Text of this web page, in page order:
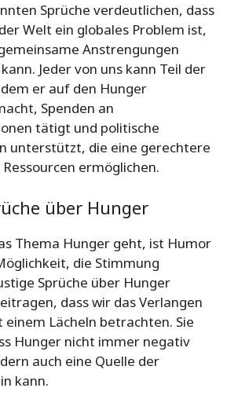
Sprüche verdeutlichen, dass
Welt ein globales Problem ist,
Anstrengungen
Jeder von uns kann Teil der
er auf den Hunger
Spenden an
tätigt und politische
unterstützt, die eine gerechtere
ermöglichen.
über Hunger
Thema Hunger geht, ist Humor
die Stimmung
Sprüche über Hunger
dass wir das Verlangen
einem Lächeln betrachten. Sie
Hunger nicht immer negativ
auch eine Quelle der
kann.